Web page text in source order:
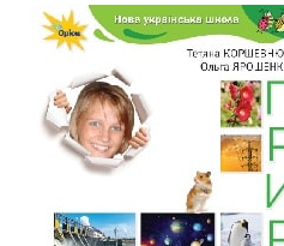
Біологія
Географія
Громадянська освіта
Етика
Зарубіжна література
Здоров'я
Історія